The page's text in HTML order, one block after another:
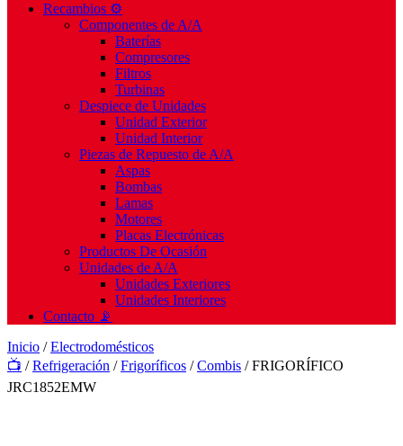
Recambios ⚙️
Componentes de A/A
Baterías
Compresores
Filtros
Turbinas
Despiece de Unidades
Unidad Exterior
Unidad Interior
Piezas de Repuesto de A/A
Aspas
Bombas
Lamas
Motores
Placas Electrónicas
Productos De Ocasión
Unidades de A/A
Unidades Exteriores
Unidades Interiores
Contacto 📡
Inicio /Electrodomésticos
📺 /Refrigeración /Frigoríficos /Combis / FRIGORÍFICO
JRC1852EMW